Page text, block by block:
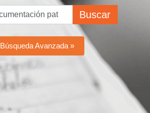
Buscar
Búsqueda Avanzada »